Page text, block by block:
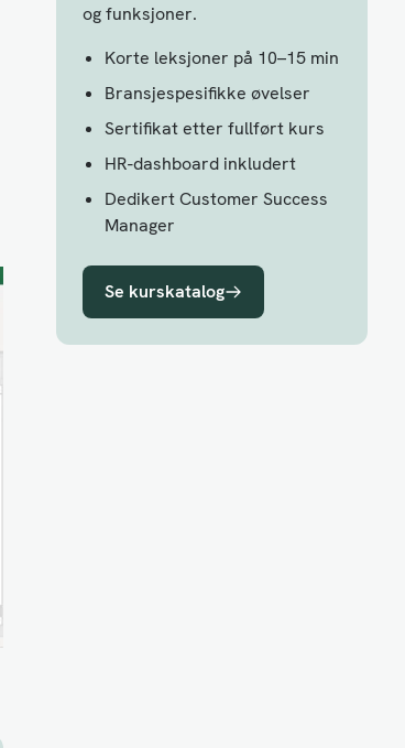
og funksjoner.
Korte leksjoner på 10–15 min
Bransjespesifikke øvelser
Sertifikat etter fullført kurs
HR-dashboard inkludert
Dedikert Customer Success
Manager
Se kurskatalog